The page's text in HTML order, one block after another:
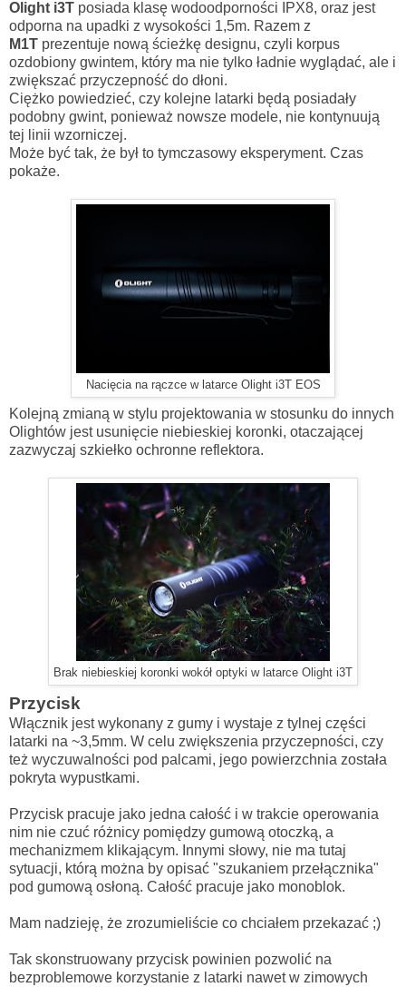
Olight i3T posiada klasę wodoodporności IPX8, oraz jest
odporna na upadki z wysokości 1,5m. Razem z
M1T prezentuje nową ścieżkę designu, czyli korpus
ozdobiony gwintem, który ma nie tylko ładnie wyglądać, ale i
zwiększać przyczepność do dłoni.
Ciężko powiedzieć, czy kolejne latarki będą posiadały
podobny gwint, ponieważ nowsze modele, nie kontynuują
tej linii wzorniczej.
Może być tak, że był to tymczasowy eksperyment. Czas
pokaże.
Nacięcia na rączce w latarce Olight i3T EOS
Kolejną zmianą w stylu projektowania w stosunku do innych
Olightów jest usunięcie niebieskiej koronki, otaczającej
zazwyczaj szkiełko ochronne reflektora.
Brak niebieskiej koronki wokół optyki w latarce Olight i3T
Przycisk
Włącznik jest wykonany z gumy i wystaje z tylnej części
latarki na ~3,5mm. W celu zwiększenia przyczepności, czy
też wyczuwalności pod palcami, jego powierzchnia została
pokryta wypustkami.
Przycisk pracuje jako jedna całość i w trakcie operowania
nim nie czuć różnicy pomiędzy gumową otoczką, a
mechanizmem klikającym. Innymi słowy, nie ma tutaj
sytuacji, którą można by opisać "szukaniem przełącznika"
pod gumową osłoną. Całość pracuje jako monoblok.
Mam nadzieję, że zrozumieliście co chciałem przekazać ;)
Tak skonstruowany przycisk powinien pozwolić na
bezproblemowe korzystanie z latarki nawet w zimowych